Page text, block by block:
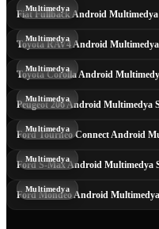
Fiat Fullback Android Multimedya
Multimedya
Toyota RAV4 Android
Multimedya
Toyota Corolla Android
Multimedya
Peugeot 206 Android Multimedya
Multimedya
Ford Tourneo Connect Android
Multimedya
Ford S-Max Android Multimedya
Multimedya
Ford Mondeo Android
Multimedya